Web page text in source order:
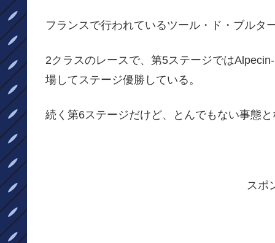
フランスで行われているツール・ド・ブルタ
2クラスのレースで、第5ステージでは
場してステージ優勝している。
続く第6ステージだけど、とんでもない事態
スポ